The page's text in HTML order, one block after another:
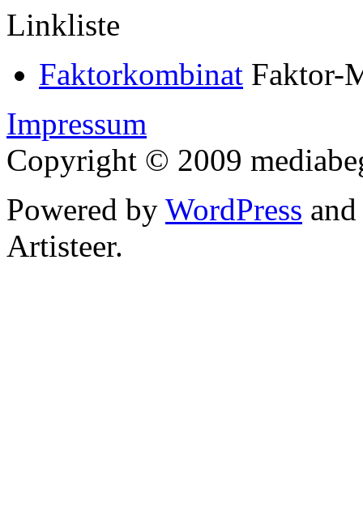
Linkliste
Faktorkombinat Faktor-
Impressum
Copyright © 2009
Powered by WordPress and
Artisteer.